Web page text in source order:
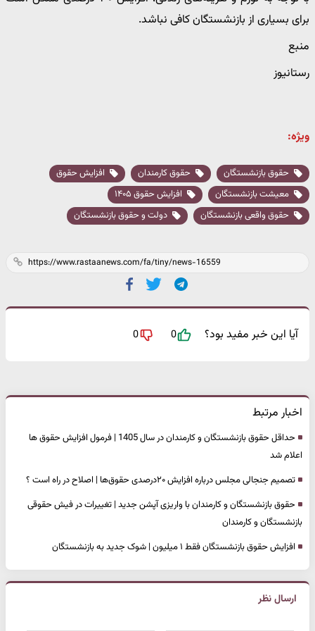
برای بسیاری از بازنشستگان کافی نباشد.
منبع
رستانیوز
ویژه:
حقوق بازنشستگان حقوق کارمندان
افزایش حقوق
معیشت بازنشستگان
افزایش حقوق ۱۴۰۵
حقوق واقعی بازنشستگان
دولت و حقوق بازنشستگان
آیا این خبر مفید بود؟ 0
0
اخبار مرتبط
حداقل حقوق بازنشستگان و کارمندان در سال 1405 | فرمول افزایش حقوق ها
اعلام شد
تصمیم جنجالی مجلس درباره افزایش ۲۰درصدی حقوق‌ها | اصلاح در راه است ؟
حقوق بازنشستگان و کارمندان با واریزی آپشن جدید | تغییرات در فیش حقوقی
بازنشستگان و کارمندان
افزایش حقوق بازنشستگان فقط ۱ میلیون | شوک جدید به بازنشستگان
ارسال نظر